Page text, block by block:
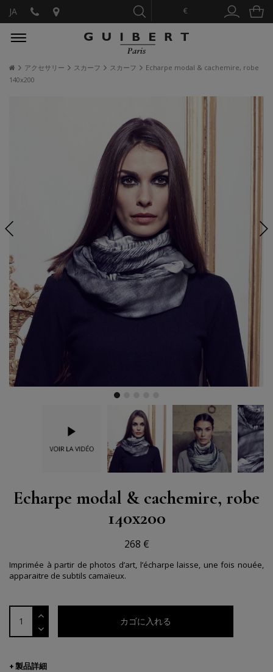
€
JA
アクセサリー スカーフ スカーフ
Echarpe modal & cachemire, robe
140x200
Echarpe modal & cachemire, robe
140x200
268 €
Imprimée à partir de photos d’art, l’écharpe laisse, une fois nouée,
apparaitre de subtils camaïeux.
カゴに入れる
製品詳細